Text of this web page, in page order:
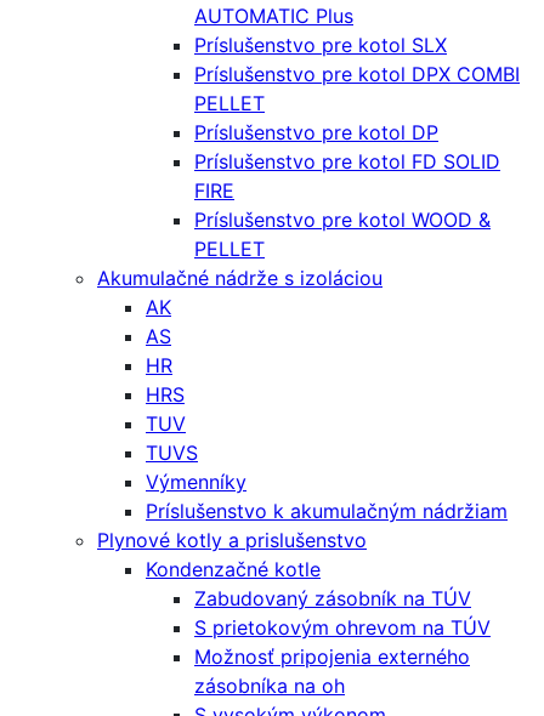
AUTOMATIC Plus
Príslušenstvo pre kotol SLX
Príslušenstvo pre kotol DPX COMBI
PELLET
Príslušenstvo pre kotol DP
Príslušenstvo pre kotol FD SOLID
FIRE
Príslušenstvo pre kotol WOOD &
PELLET
Akumulačné nádrže s izoláciou
AK
AS
HR
HRS
TUV
TUVS
Výmenníky
Príslušenstvo k akumulačným nádržiam
Plynové kotly a prislušenstvo
Kondenzačné kotle
Zabudovaný zásobník na TÚV
S prietokovým ohrevom na TÚV
Možnosť pripojenia externého
zásobníka na oh